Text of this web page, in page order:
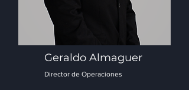
Geraldo Almaguer
Director de Operaciones